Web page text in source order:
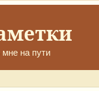
на пути